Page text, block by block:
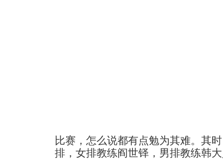
比赛，怎么说都有点勉为其难。其
排，女排教练阎世铎，男排教练韩